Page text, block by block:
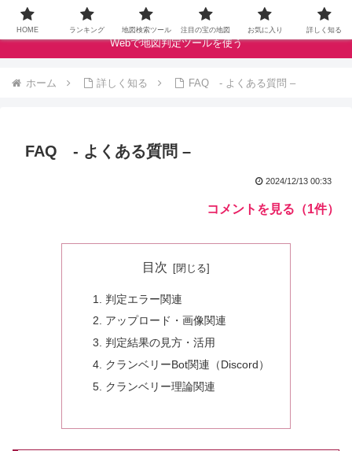
ドラクエウォークの宝の地図をクランベリースコアで評価します
Webで地図判定ツールを使う
ホーム 詳しく知る FAQ - よくある質問 –
FAQ - よくある質問 –
2024/12/13 00:33
コメントを見る（1件）
目次
判定エラー関連
アップロード・画像関連
判定結果の見方・活用
クランベリーBot関連（Discord）
クランベリー理論関連
HOME ランキング 地図検索ツール 注目の宝の地図 お気に入り 詳しく知る